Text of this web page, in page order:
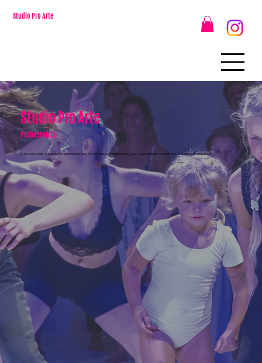
Studio Pro Arte
Probestunde
Studio Pro Arte
Kurse für Kinder, Jugendliche und Erwachsene - Urban Dance, Contemporary, Jazz-Dance, Ballett, Kindertanz, Theater und vieles mehr.